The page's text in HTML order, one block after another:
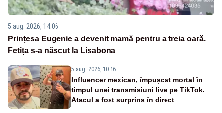
5 aug. 2026, 14:06
Prințesa Eugenie a devenit mamă pentru a treia oară.
Fetița s-a născut la Lisabona
5 aug. 2026, 10:46
Influencer mexican, împușcat mortal în
timpul unei transmisiuni live pe TikTok.
Atacul a fost surprins în direct